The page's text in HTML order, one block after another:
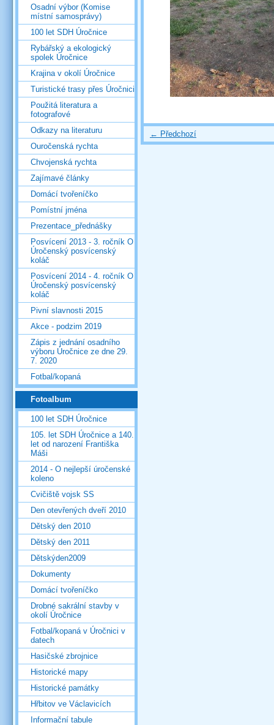
← Předchozí
Osadní výbor (Komise
místní samosprávy)
100 let SDH Úročnice
Rybářský a ekologický
spolek Úročnice
Krajina v okolí Úročnice
Turistické trasy přes Úročnici
Použitá literatura a
fotografové
Odkazy na literaturu
Ouročenská rychta
Chvojenská rychta
Zajímavé články
Domácí tvořeníčko
Pomístní jména
Prezentace_přednášky
Posvícení 2013 - 3. ročník O
Úročenský posvícenský
koláč
Posvícení 2014 - 4. ročník O
Úročenský posvícenský
koláč
Pivní slavnosti 2015
Akce - podzim 2019
Zápis z jednání osadního
výboru Úročnice ze dne 29.
7. 2020
Fotbal/kopaná
Fotoalbum
100 let SDH Úročnice
105. let SDH Úročnice a 140.
let od narození Františka
Máši
2014 - O nejlepší úročenské
koleno
Cvičiště vojsk SS
Den otevřených dveří 2010
Dětský den 2010
Dětský den 2011
Dětskýden2009
Dokumenty
Domácí tvořeníčko
Drobné sakrální stavby v
okolí Úročnice
Fotbal/kopaná v Úročnici v
datech
Hasičské zbrojnice
Historické mapy
Historické památky
Hřbitov ve Václavicích
Informační tabule